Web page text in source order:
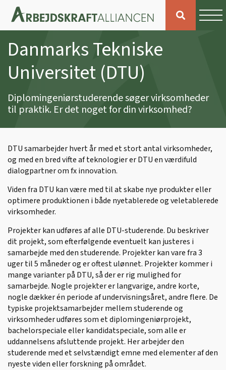
Danmarks Tekniske
Universitet (DTU)
Diplomingeniørstuderende søger virksomheder
til praktik. Er det noget for din virksomhed?
DTU samarbejder hvert år med et stort antal virksomheder,
og med en bred vifte af teknologier er DTU en værdifuld
dialogpartner om fx innovation.
Viden fra DTU kan være med til at skabe nye produkter eller
optimere produktionen i både nyetablerede og veletablerede
virksomheder.
Projekter kan udføres af alle DTU-studerende. Du beskriver
dit projekt, som efterfølgende eventuelt kan justeres i
samarbejde med den studerende. Projekter kan vare fra 3
uger til 5 måneder og er oftest ulønnet. Projekter kommer i
mange varianter på DTU, så der er rig mulighed for
samarbejde. Nogle projekter er langvarige, andre korte,
nogle dækker én periode af undervisningsåret, andre flere. De
typiske projektsamarbejder mellem studerende og
virksomheder udføres som et diplomingeniørprojekt,
bachelorspeciale eller kandidatspeciale, som alle er
uddannelsens afsluttende projekt. Her arbejder den
studerende med et selvstændigt emne med elementer af den
nyeste viden eller forskning på området.